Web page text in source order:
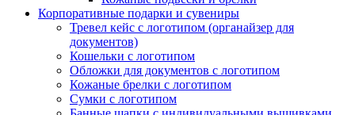
Корпоративные подарки и сувениры
Тревел кейс с логотипом (органайзер для
документов)
Кошельки с логотипом
Обложки для документов с логотипом
Кожаные брелки с логотипом
Сумки с логотипом